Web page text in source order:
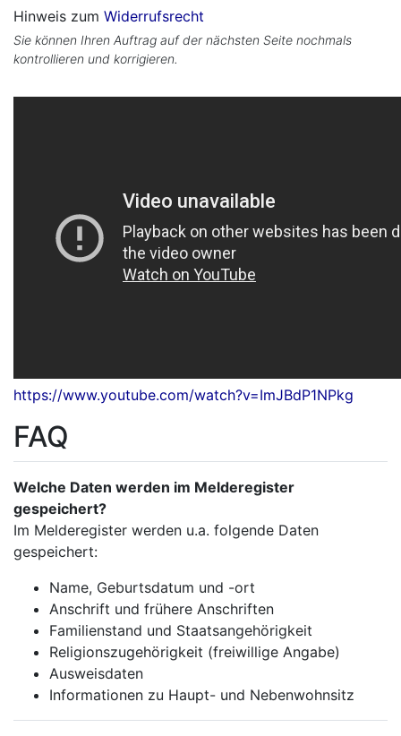
Hinweis zum Widerrufsrecht
Sie können Ihren Auftrag auf der nächsten Seite nochmals
kontrollieren und korrigieren.
https://www.youtube.com/watch?v=ImJBdP1NPkg
FAQ
Welche Daten werden im Melderegister
gespeichert?
Im Melderegister werden u.a. folgende Daten
gespeichert:
Name, Geburtsdatum und -ort
Anschrift und frühere Anschriften
Familienstand und Staatsangehörigkeit
Religionszugehörigkeit (freiwillige Angabe)
Ausweisdaten
Informationen zu Haupt- und Nebenwohnsitz